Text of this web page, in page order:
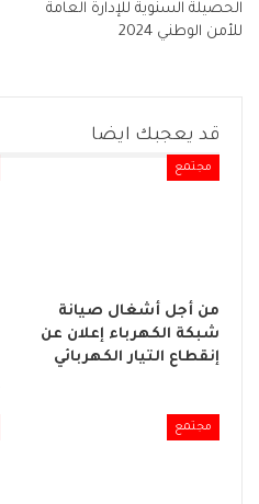
الحصيلة السنوية للإدارة العامة
للأمن الوطني 2024
قد يعجبك ايضا
مجتمع
من أجل أشغال صيانة
شبكة الكهرباء إعلان عن
إنقطاع التيار الكهربائي
مجتمع